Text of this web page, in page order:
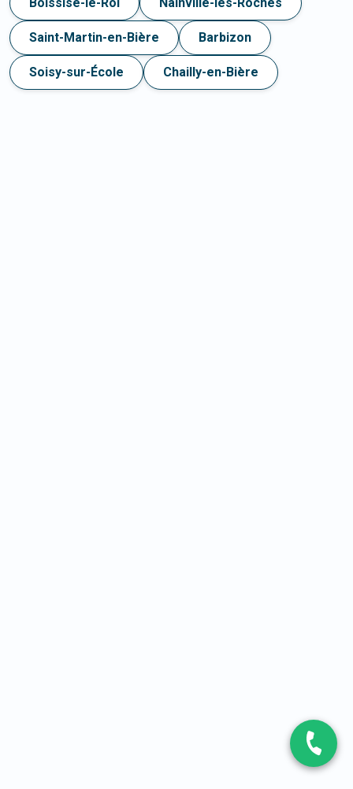
Boissise-le-Roi Nainville-les-Roches
Saint-Martin-en-Bière Barbizon
Soisy-sur-École Chailly-en-Bière